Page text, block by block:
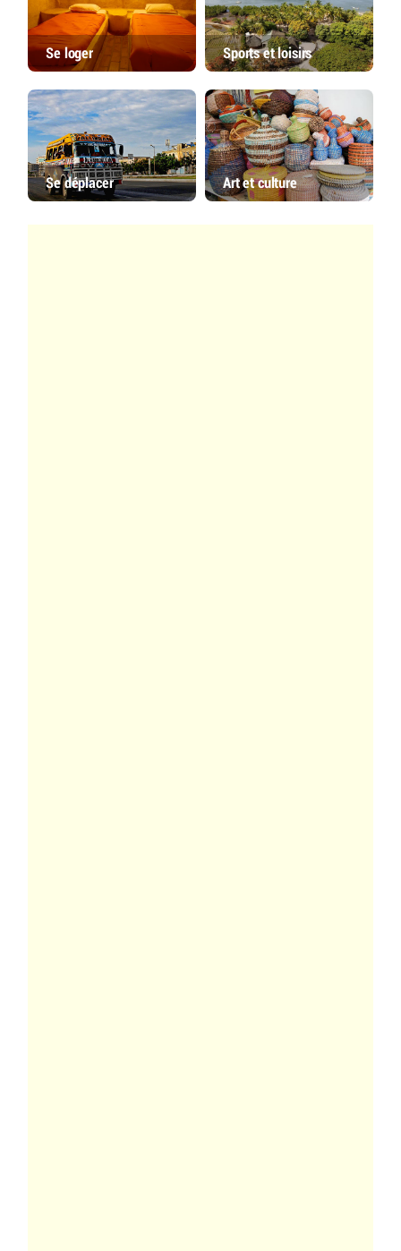
Se loger Sports et loisirs
Se déplacer Art et culture